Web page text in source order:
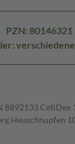
PZN: 80146321
8892133 CetiDex
Heuschnupfen